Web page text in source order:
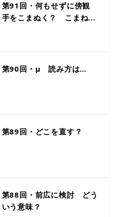
第91回・何もせずに傍観
手をこまぬく？ こまね...
第90回・μ 読み方は…
第89回・どこを直す？
第88回・前広に検討 どう
いう意味？